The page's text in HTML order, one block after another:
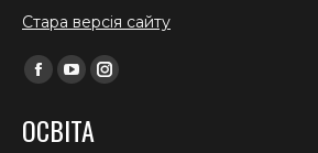
Стара версія сайту
Find us on:
Facebook
opens
YouTube
opens
Instagram
ОСВІТА